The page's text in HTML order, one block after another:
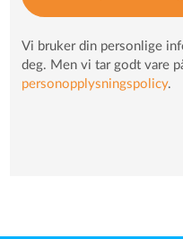
Vi bruker din personlige
deg. Men vi tar godt vare
personopplysningspolicy.